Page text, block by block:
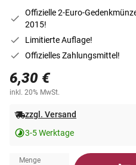
Offizielle 2-Euro-
2015!
Limitierte Auflage!
Offizielles Zahlungsmittel!
6,30 €
inkl. 20% MwSt.
zzgl. Versand
3-5 Werktage
Menge